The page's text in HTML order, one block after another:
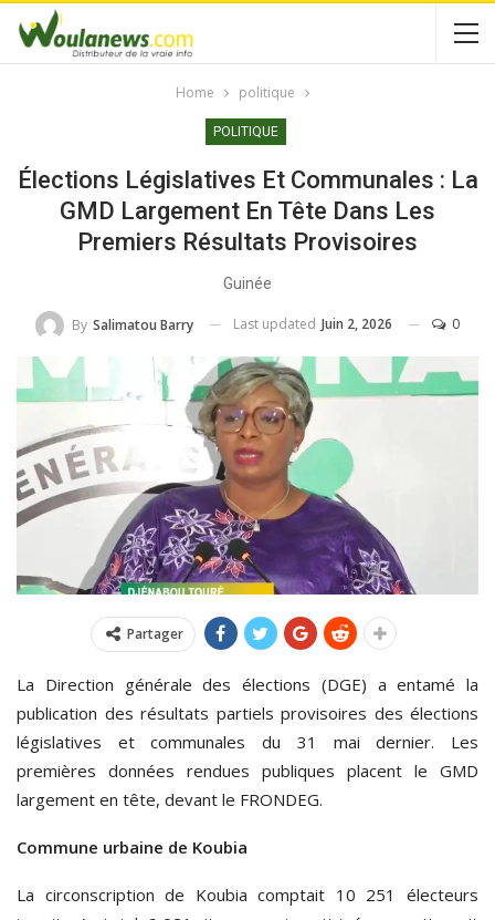
Home politique
POLITIQUE
Élections Législatives Et Communales : La
GMD Largement En Tête Dans Les
Premiers Résultats Provisoires
Guinée
By Salimatou Barry Last updated Juin 2, 2026 0
Partager
La Direction générale des élections (DGE) a entamé la
publication des résultats partiels provisoires des élections
législatives et communales du 31 mai dernier. Les
premières données rendues publiques placent le GMD
largement en tête, devant le FRONDEG.
Commune urbaine de Koubia
La circonscription de Koubia comptait 10 251 électeurs